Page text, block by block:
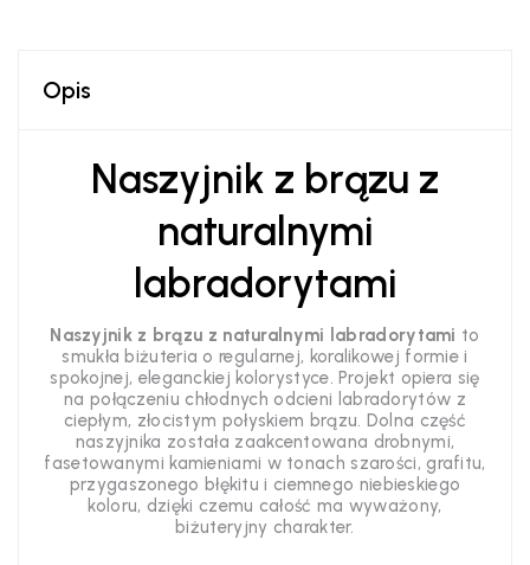
Opis
Naszyjnik z brązu z
naturalnymi
labradorytami
Naszyjnik z brązu z naturalnymi labradorytami to
smukła biżuteria o regularnej, koralikowej formie i
spokojnej, eleganckiej kolorystyce. Projekt opiera się
na połączeniu chłodnych odcieni labradorytów z
ciepłym, złocistym połyskiem brązu. Dolna część
naszyjnika została zaakcentowana drobnymi,
fasetowanymi kamieniami w tonach szarości, grafitu,
przygaszonego błękitu i ciemnego niebieskiego
koloru, dzięki czemu całość ma wyważony,
biżuteryjny charakter.